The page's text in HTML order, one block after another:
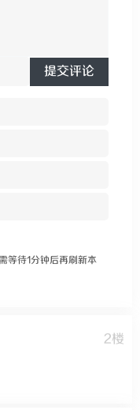
提交评论
等待1分钟后再刷新本
2楼